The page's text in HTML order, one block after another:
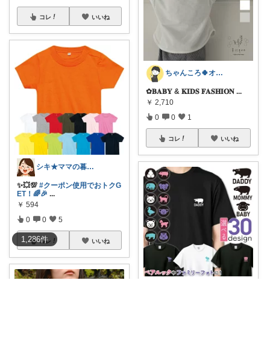
1,286件
コレ いいね
シキ★ママの暮らし、キッズ
✨💥💯 #クーポン使用でおトクG
ET！🌈🎉 ...
￥ 594
0 0 5
コレ いいね
ちゃんころ🍀オリ写/インテリア/キッズ
✿𝐁𝐀𝐁𝐘 & 𝐊𝐈𝐃𝐒 𝐅𝐀𝐒𝐇𝐈𝐎𝐍 ...
￥ 2,710
0 0 1
コレ いいね